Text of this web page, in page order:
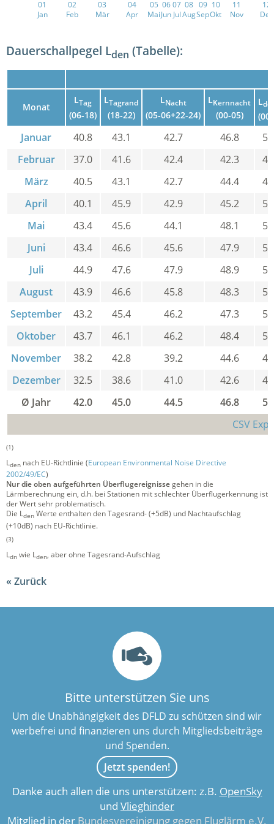
01
Jan
02
Feb
03
Mär
04
Apr
05
Mai
06
Jun
07
Jul
08
Aug
09
Sep
10
Okt
11
Nov
12
Dez
Dauerschallpegel Lden (Tabelle):
Monat
LTag
(06‑18)
LTagrand
(18‑22)
LNacht
(05‑06+22-24)
LKernnacht
(00‑05)
L
Januar 40.8 43.1 42.7 46.8
Februar
37.0 41.6 42.4 42.3
März
40.5 43.1 42.7 44.4
April
40.1 45.9 42.9 45.2
Mai
43.4 45.6 44.1 48.1
Juni
43.4 46.6 45.6 47.9
Juli
44.9 47.6 47.9 48.9
August
43.9 46.6 45.8 48.3
September
43.2 45.4 46.2 47.3
Oktober
43.7 46.1 46.2 48.4
November
38.2 42.8 39.2 44.6
Dezember
32.5 38.6 41.0 42.6
Ø Jahr
42.0 45.0 44.5 46.8
CSV
(1)
Lden nach EU-Richtlinie (European Environmental Noise Directive
2002/49/EC)
Nur die oben aufgeführten Überflugereignissegehen in die
Lärmberechnung ein, d.h. bei Stationen mit schlechter Überflugerkennung ist
der Wert sehr problematisch.
Die Lden Werte enthalten den Tagesrand- (+5dB) und Nachtaufschlag
(+10dB) nach EU-Richtlinie.
(3)
Ldn wie Lden, aber ohne Tagesrand-Aufschlag
Zurück
Bitte unterstützen Sie uns
Um die Unabhängigkeit des DFLD zu schützen sind wir
werbefrei und finanzieren uns durch Mitgliedsbeiträge
und Spenden.
Jetzt spenden!
Danke auch allen die uns unterstützen: z.B. OpenSky
und Vlieghinder
Mitglied in der Bundesvereinigung gegen Fluglärm e.V.